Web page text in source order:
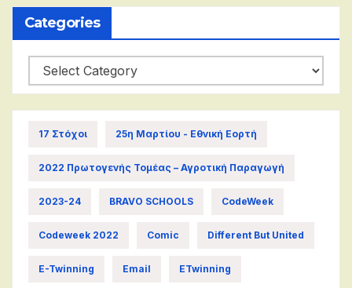
Categories
Categories
17 Στόχοι 25η Μαρτίου - Εθνική Εορτή
2022 Πρωτογενής Τομέας – Αγροτική Παραγωγή
2023-24 BRAVO SCHOOLS CodeWeek
Codeweek 2022 Comic Different But United
E-Twinning Email ETwinning